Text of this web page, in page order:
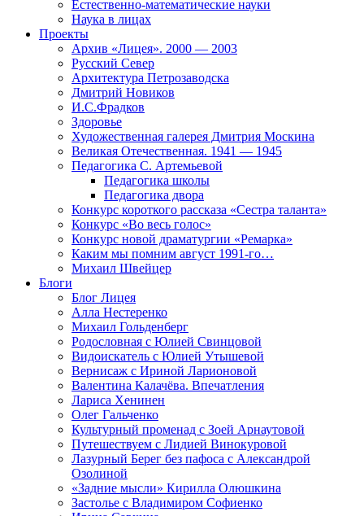
Естественно-математические науки
Наука в лицах
Проекты
Архив «Лицея». 2000 — 2003
Русский Север
Архитектура Петрозаводска
Дмитрий Новиков
И.С.Фрадков
Здоровье
Художественная галерея Дмитрия Москина
Великая Отечественная. 1941 — 1945
Педагогика С. Артемьевой
Педагогика школы
Педагогика двора
Конкурс короткого рассказа «Сестра таланта»
Конкурс «Во весь голос»
Конкурс новой драматургии «Ремарка»
Каким мы помним август 1991-го…
Михаил Швейцер
Блоги
Блог Лицея
Алла Нестеренко
Михаил Гольденберг
Родословная с Юлией Свинцовой
Видоискатель с Юлией Утышевой
Вернисаж с Ириной Ларионовой
Валентина Калачёва. Впечатления
Лариса Хенинен
Олег Гальченко
Культурный променад с Зоей Арнаутовой
Путешествуем с Лидией Винокуровой
Лазурный Берег без пафоса с Александрой
Озолиной
«Задние мысли» Кирилла Олюшкина
Застолье с Владимиром Софиенко